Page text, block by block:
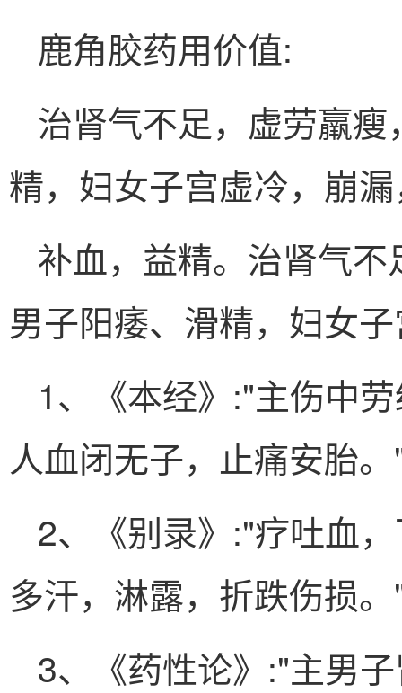
鹿角胶药用价值:
治肾气不足，虚劳羸
精，妇女子宫虚冷，崩
补血，益精。治肾气
男子阳痿、滑精，妇女
1、《本经》:"主伤中
人血闭无子，止痛安胎
2、《别录》:"疗吐血
多汗，淋露，折跌伤损
3、《药性论》:"主男